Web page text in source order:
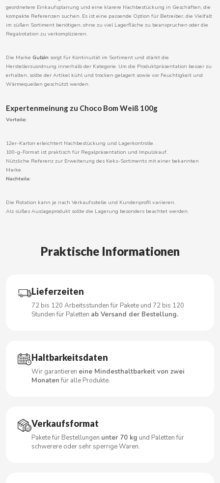
CACAOLAT
CADBURY
CALVO
CAMPOFRIO
CANDELAS
CASAMAYOR
CHAMP HIGH
CHIPS AHOY
CHOCOLATES VALOR
CIGALA
geordnetere Einkaufsplanung und eine klarere Nachbestückung in Geschäften, die
kompakte Referenzen suchen. Es ist eine passende Option für Betreiber, die Vielfalt
im süßen Sortiment benötigen, ohne zu viel Lagerfläche zu beanspruchen oder die
Regalrotation zu verkomplizieren.
Die Marke Gullón sorgt für Kontinuität im Sortiment und stärkt die
Herstellerzuordnung innerhalb der Kategorie. Um die Produktpräsentation besser zu
erhalten, sollte der Artikel kühl und trocken gelagert sowie vor Feuchtigkeit und
Wärmequellen geschützt werden.
Expertenmeinung zu Choco Bom Weiß 100g
Vorteile:
12er-Karton erleichtert Nachbestückung und Lagerkontrolle.
100-g-Format ist praktisch für Regalpräsentation und Impulskauf.
Nützliche Referenz zur Erweiterung des Keks-Sortiments mit einer bekannten
Marke.
Nachteile:
Die Rotation kann je nach Verkaufsstelle und Kundenprofil variieren.
Als süßes Auslageprodukt sollte die Lagerung besonders beachtet werden.
Praktische Informationen
Lieferzeiten
72 bis 120 Arbeitsstunden für Pakete und 72 bis 120
Stunden für Paletten ab Versand der Bestellung.
Haltbarkeitsdaten
Wir garantieren eine Mindesthaltbarkeit von zwei
Monatenfür alle Produkte.
Verkaufsformat
Pakete für Bestellungen unter 70 kg und Paletten für
schwerere oder sehr sperrige Waren.